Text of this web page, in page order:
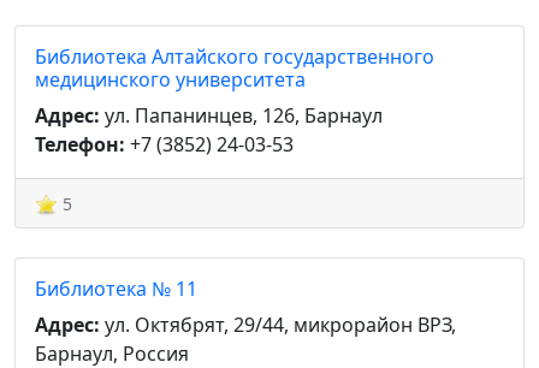
Библиотека Алтайского государственного
медицинского университета
Адрес: ул. Папанинцев, 126, Барнаул
Телефон: +7 (3852) 24-03-53
5
Библиотека № 11
Адрес: ул. Октябрят, 29/44, микрорайон ВРЗ,
Барнаул, Россия